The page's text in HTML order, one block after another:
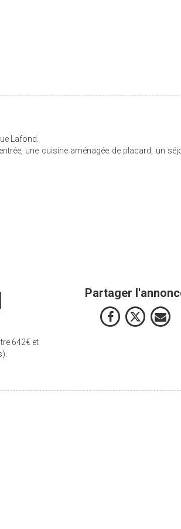
Lafond.
une cuisine aménagée de placard, un
642€ et
Partager